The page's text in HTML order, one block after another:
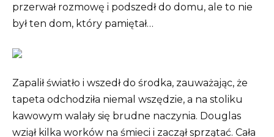
przerwał rozmowę i podszedł do domu, ale to nie
był ten dom, który pamiętał…
Zapalił światło i wszedł do środka, zauważając, że
tapeta odchodziła niemal wszędzie, a na stoliku
kawowym walały się brudne naczynia. Douglas
wziął kilka worków na śmieci i zaczął sprzątać. Cała